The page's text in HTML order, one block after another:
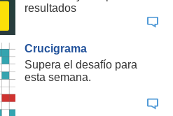
resultados
Crucigrama
Supera el desafío para
esta semana.